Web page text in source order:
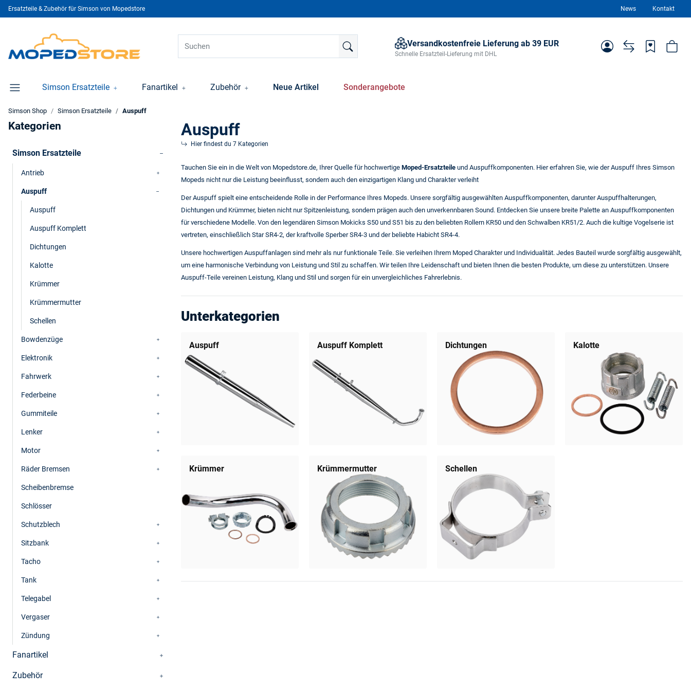
Ersatzteile & Zubehör für Simson von Mopedstore News Kontakt
Versandkostenfreie Lieferung ab 39 EUR
Schnelle Ersatzteil-Lieferung mit DHL
Simson Ersatzteile Fanartikel Zubehör Neue Artikel Sonderangebote
Simson Shop Simson Ersatzteile Auspuff
Auspuff
Hier findest du 7 Kategorien
Tauchen Sie ein in die Welt von Mopedstore.de, Ihrer Quelle für hochwertige Moped-Ersatzteile und Auspuffkomponenten. Hier erfahren Sie, wie der Auspuff Ihres Simson
Mopeds nicht nur die Leistung beeinflusst, sondern auch den einzigartigen Klang und Charakter verleiht
Der Auspuff spielt eine entscheidende Rolle in der Performance Ihres Mopeds. Unsere sorgfältig ausgewählten Auspuffkomponenten, darunter Auspuffhalterungen,
Dichtungen und Krümmer, bieten nicht nur Spitzenleistung, sondern prägen auch den unverkennbaren Sound. Entdecken Sie unsere breite Palette an Auspuffkomponenten
für verschiedene Modelle. Von den legendären Simson Mokicks S50 und S51 bis zu den beliebten Rollern KR50 und den Schwalben KR51/2. Auch die kultige Vogelserie ist
vertreten, einschließlich Star SR4-2, der kraftvolle Sperber SR4-3 und der beliebte Habicht SR4-4.
Unsere hochwertigen Auspuffanlagen sind mehr als nur funktionale Teile. Sie verleihen Ihrem Moped Charakter und Individualität. Jedes Bauteil wurde sorgfältig ausgewählt,
um eine harmonische Verbindung von Leistung und Stil zu schaffen. Wir teilen Ihre Leidenschaft und bieten Ihnen die besten Produkte, um diese zu unterstützen. Unsere
Auspuff-Teile vereinen Leistung, Klang und Stil und sorgen für ein unvergleichliches Fahrerlebnis.
Unterkategorien
Auspuff Auspuff Komplett Dichtungen Kalotte
Krümmer Krümmermutter Schellen
Kategorien
Simson Ersatzteile
Antrieb
Auspuff
Auspuff
Auspuff Komplett
Dichtungen
Kalotte
Krümmer
Krümmermutter
Schellen
Bowdenzüge
Elektronik
Fahrwerk
Federbeine
Gummiteile
Lenker
Motor
Räder Bremsen
Scheibenbremse
Schlösser
Schutzblech
Sitzbank
Tacho
Tank
Telegabel
Vergaser
Zündung
Fanartikel
Zubehör